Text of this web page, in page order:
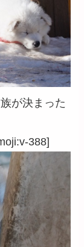
が決まった
388]